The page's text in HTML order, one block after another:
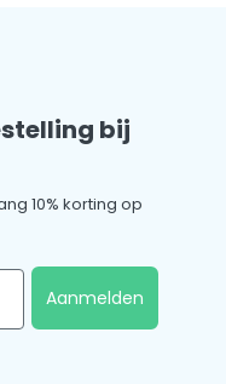
bij
10% korting op
Aanmelden